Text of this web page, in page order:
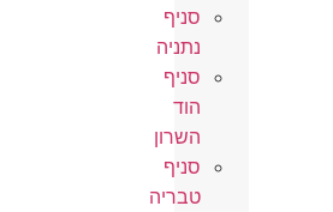
סניף
נתניה
סניף
הוד
השרון
סניף
טבריה